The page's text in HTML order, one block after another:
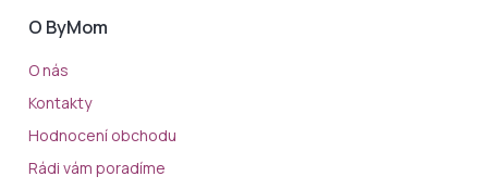
O ByMom
O nás
Kontakty
Hodnocení obchodu
Rádi vám poradíme